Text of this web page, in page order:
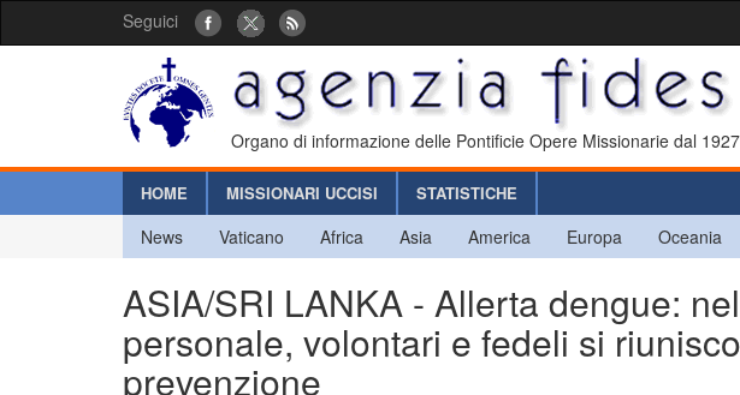
Seguici
Organo di informazione delle Pontificie Opere Missionarie dal 1927
HOME MISSIONARI UCCISI STATISTICHE
News Vaticano Africa Asia America Europa Oceania
ASIA/SRI LANKA - Allerta dengue:
personale, volontari e fedeli si
prevenzione